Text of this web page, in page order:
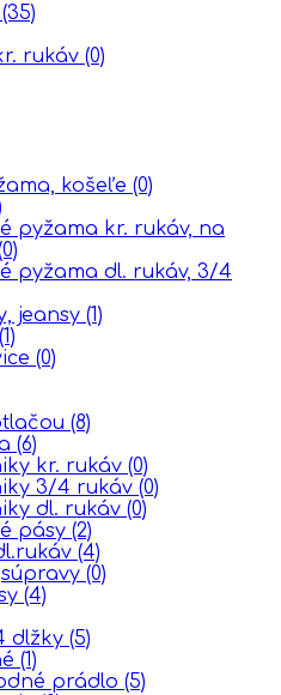
(35)
rukáv (0)
košeľe (0)
pyžama kr. rukáv, na
pyžama dl. rukáv, 3/4
jeansy (1)
(1)
(0)
(8)
(6)
kr. rukáv (0)
3/4 rukáv (0)
dl. rukáv (0)
pásy (2)
(4)
(0)
(4)
dlžky (5)
(1)
prádlo (5)